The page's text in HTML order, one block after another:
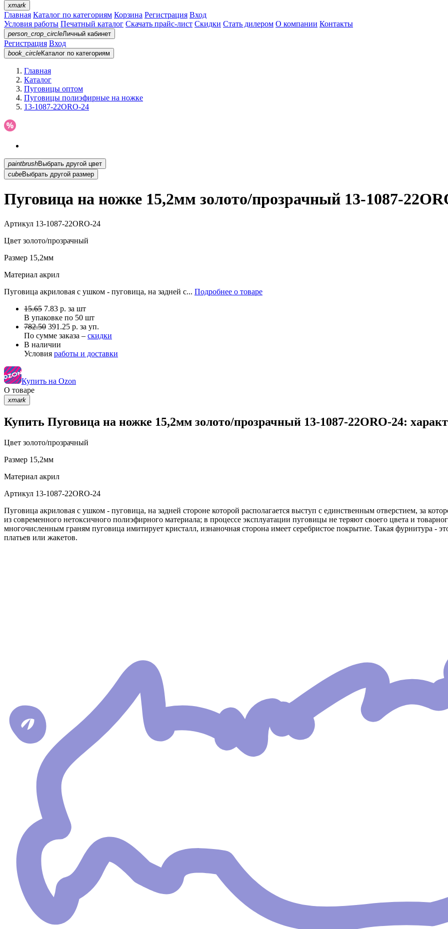
xmark
Главная Каталог по категориям Корзина Регистрация Вход
Условия работы Печатный каталог Скачать прайс-лист Скидки Стать дилером О компании Контакты
person_crop_circleЛичный кабинет
Регистрация Вход
book_circleКаталог по категориям
Главная
Каталог
Пуговицы оптом
Пуговицы полиэфирные на ножке
13-1087-22ORO-24
paintbrush
Выбрать другой цвет
cubeВыбрать другой размер
Пуговица на ножке 15,2мм золото/прозрачный 13-1087-
Артикул 13-1087-22ORO-24
Цвет золото/прозрачный
Размер 15,2мм
Материал акрил
Пуговица акриловая с ушком - пуговица, на задней с... Подробнее о товаре
15.65 7.83 р. за шт
В упаковке по 50 шт
782.50 391.25 р. за уп.
По сумме заказа – скидки
В наличии
Условия работы и доставки
Купить на Ozon
О товаре
xmark
Купить Пуговица на ножке 15,2мм золото/прозрачный 13-1087-22ORO-24:
Цвет золото/прозрачный
Размер 15,2мм
Материал акрил
Артикул 13-1087-22ORO-24
Пуговица акриловая с ушком - пуговица, на задней стороне которой располагается выступ с единственным отверстием, за
из современного нетоксичного полиэфирного материала; в процессе эксплуатации пуговицы не теряют своего цвета и
многочисленным граням пуговица имитирует кристалл, изнаночная сторона имеет серебристое покрытие. Такая фурнитура -
платьев или жакетов.